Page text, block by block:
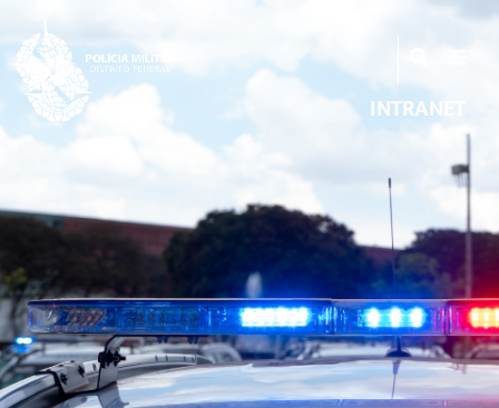
INTRANET